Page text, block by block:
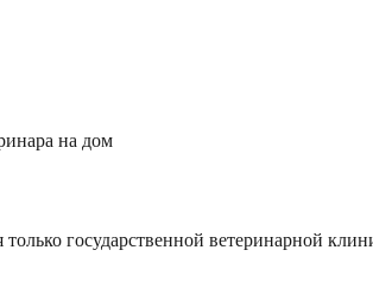
на дом
государственной ветеринарной